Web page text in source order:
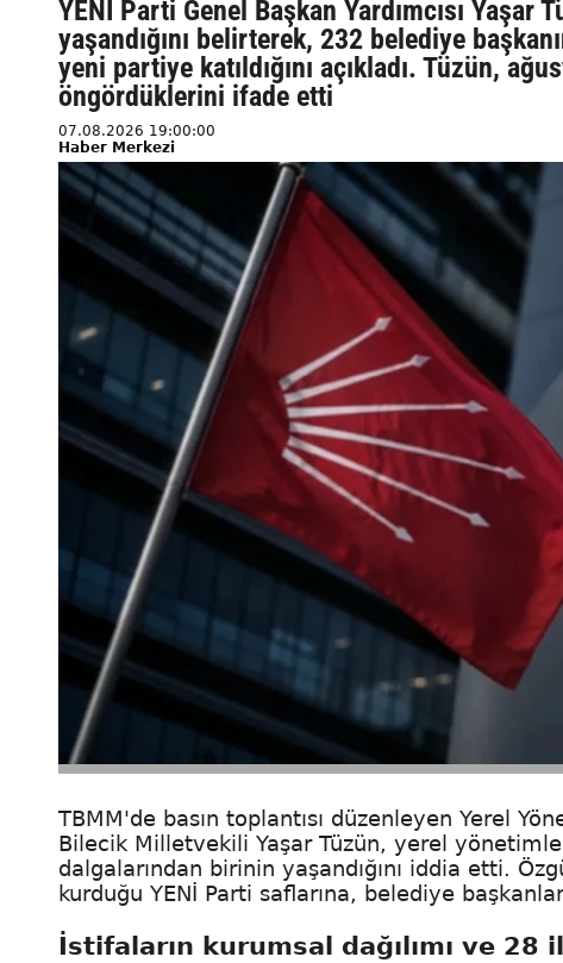
YENİ Parti Genel Başkan Yardımcısı
yaşandığını belirterek, 232 belediye
yeni partiye katıldığını açıkladı. Tüzün,
öngördüklerini ifade etti
07.08.2026 19:00:00
Haber Merkezi
TBMM'de basın toplantısı düzenleyen Yerel
Bilecik Milletvekili Yaşar Tüzün, yerel
dalgalarından birinin yaşandığını iddia etti.
kurduğu YENİ Parti saflarına, belediye
İstifaların kurumsal dağılımı ve 28